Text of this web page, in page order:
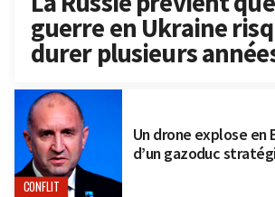
guerre en Ukraine
durer plusieurs
CONFLIT
Un drone explose en
d’un gazoduc